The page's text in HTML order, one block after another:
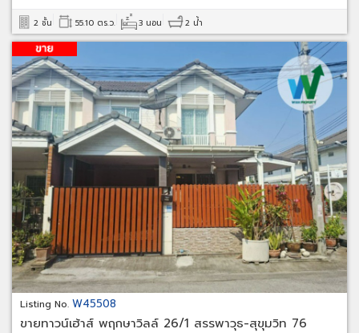
2 ชั้น 55.10 ตร.ว. 3 นอน 2 น้ำ
Listing No. W45508
ขายทาวน์เฮ้าส์ พฤกษาวิลล์ 26/1 สรรพาวุธ-สุขุมวิท 76